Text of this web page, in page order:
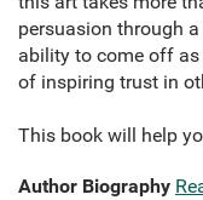
persuasion through
ability to come off as
of inspiring trust in
This book will help
Author Biography